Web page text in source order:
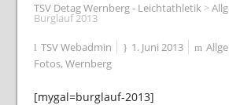
TSV Detag Wernberg - Leichtathletik>
Burglauf 2013
TSV Webadmin 1. Juni 2013
Fotos, Wernberg
[mygal=burglauf-2013]